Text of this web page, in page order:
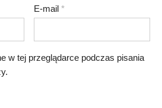
E-mail*
w tej przeglądarce podczas pisania